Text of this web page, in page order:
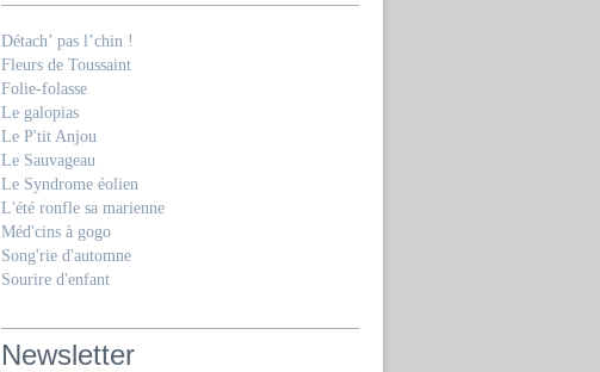
Détach’ pas l’chin !
Fleurs de Toussaint
Folie-folasse
Le galopias
Le P'tit Anjou
Le Sauvageau
Le Syndrome éolien
L'été ronfle sa marienne
Méd'cins à gogo
Song'rie d'automne
Sourire d'enfant
Newsletter